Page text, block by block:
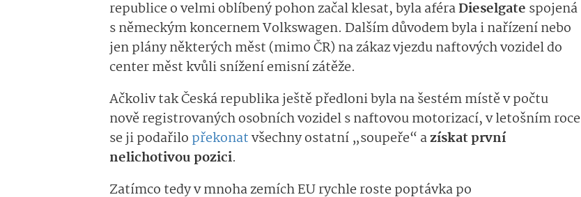
republice o velmi oblíbený pohon začal klesat, byla aféraDieselgate spojená
s německým koncernem Volkswagen. Dalším důvodem byla i nařízení nebo
jen plány některých měst (mimo ČR) na zákaz vjezdu naftových vozidel do
center měst kvůli snížení emisní zátěže.
Ačkoliv tak Česká republika ještě předloni byla na šestém místě v počtu
nově registrovaných osobních vozidel s naftovou motorizací, v letošním roce
se ji podařilo překonatvšechny ostatní „soupeře“ azískat první
nelichotivou pozici.
Zatímco tedy v mnoha zemích EU rychle roste poptávka po